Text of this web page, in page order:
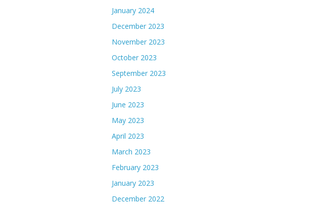
January 2024
December 2023
November 2023
October 2023
September 2023
July 2023
June 2023
May 2023
April 2023
March 2023
February 2023
January 2023
December 2022